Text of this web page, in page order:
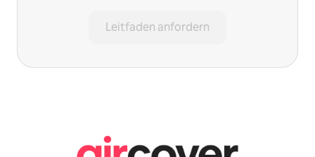
Leitfaden anfordern